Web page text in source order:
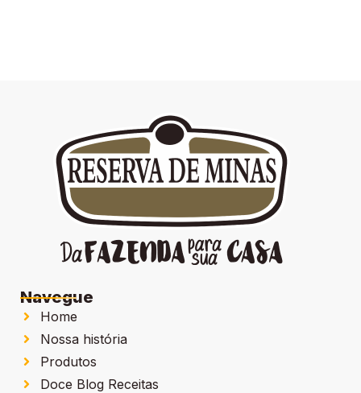
Navegue
Home
Nossa história
Produtos
Doce Blog Receitas